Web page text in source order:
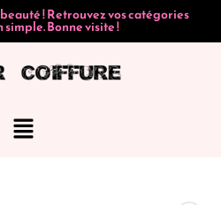
! Retrouvez vos catégories
Bonne visite !